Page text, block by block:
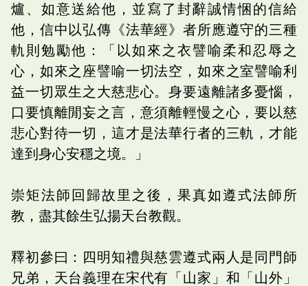
爐、如意送給他，並寫了封辭誠情悃的信給
他，信中以弘傳《法華經》者所應遵守的三種
軌則勉勵他：「以如來之衣譬喻柔和忍辱之
心，如來之座譬喻一切法空，如來之室譬喻利
益一切眾生之大慈悲心。身要遠離諸多憂惱，
口要慎離閒妄之言，意須離輕慢之心，要以慈
悲心對待一切，這才是法華行者的三軌，才能
達到身心安穩之境。」
崇矩法師回歸故里之後，果真如遵式法師所
教，盡其餘生弘揚天台教觀。
釋初參曰：四明知禮與慈雲遵式兩人是同門師
兄弟，天台義理在宋代有「山家」和「山外」